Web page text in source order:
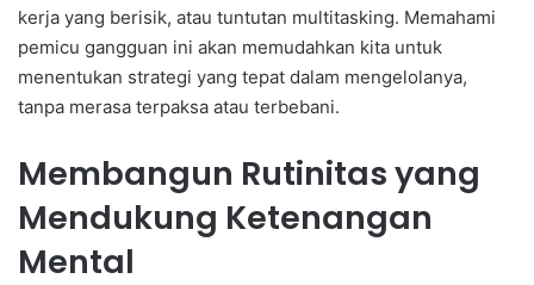
kerja yang berisik, atau tuntutan multitasking. Memahami
pemicu gangguan ini akan memudahkan kita untuk
menentukan strategi yang tepat dalam mengelolanya,
tanpa merasa terpaksa atau terbebani.
Membangun Rutinitas yang
Mendukung Ketenangan
Mental